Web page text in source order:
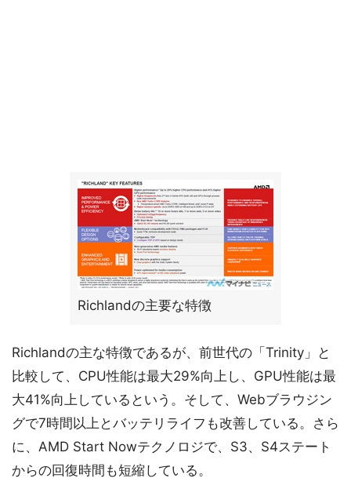
Richlandの主要な特徴
Richlandの主な特徴であるが、前世代の「Trinity」と
比較して、CPU性能は最大29%向上し、GPU性能は最
大41%向上しているという。そして、Webブラウジン
グで7時間以上とバッテリライフも改善している。さら
に、AMD Start Nowテクノロジで、S3、S4ステート
からの回復時間も短縮している。